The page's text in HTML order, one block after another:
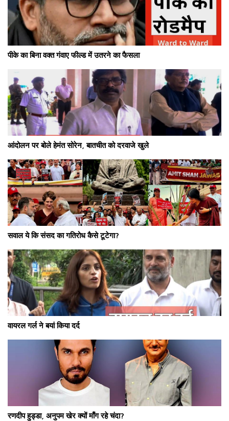
पीके का बिना वक्त गंवाए फील्ड में उतरने का फैसला
आंदोलन पर बोले हेमंत सोरेन, बातचीत को दरवाजे खुले
सवाल ये कि संसद का गतिरोध कैसे टूटेगा?
वायरल गर्ल ने बयां किया दर्द
रणदीप हुड्डा, अनुपम खेर क्यों माँग रहे चंदा?